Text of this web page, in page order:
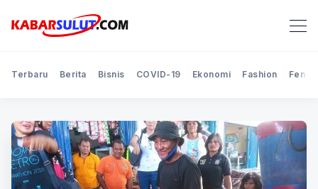
Terbaru Berita Bisnis COVID-19 Ekonomi Fashion